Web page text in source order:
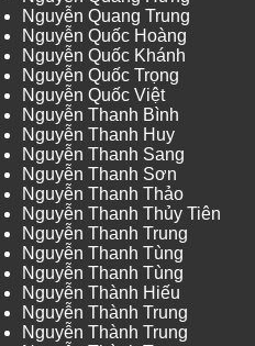
Nguyễn Quang Trung
Nguyễn Quốc Hoàng
Nguyễn Quốc Khánh
Nguyễn Quốc Trọng
Nguyễn Quốc Việt
Nguyễn Thanh Bình
Nguyễn Thanh Huy
Nguyễn Thanh Sang
Nguyễn Thanh Sơn
Nguyễn Thanh Thảo
Nguyễn Thanh Thủy Tiên
Nguyễn Thanh Trung
Nguyễn Thanh Tùng
Nguyễn Thanh Tùng
Nguyễn Thành Hiếu
Nguyễn Thành Trung
Nguyễn Thành Trung